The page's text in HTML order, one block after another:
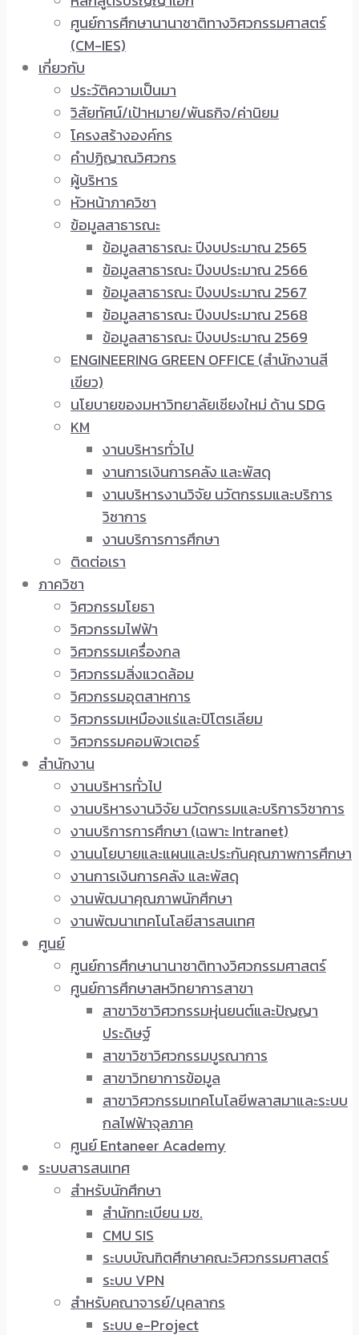
ศูนย์การศึกษานานาชาติทางวิศวกรรมศาสตร์
(CM-IES)
เกี่ยวกับ
ประวัติความเป็นมา
วิสัยทัศน์/เป้าหมาย/พันธกิจ/ค่านิยม
โครงสร้างองค์กร
คำปฏิญาณวิศวกร
ผู้บริหาร
หัวหน้าภาควิชา
ข้อมูลสาธารณะ
ข้อมูลสาธารณะ ปีงบประมาณ 2565
ข้อมูลสาธารณะ ปีงบประมาณ 2566
ข้อมูลสาธารณะ ปีงบประมาณ 2567
ข้อมูลสาธารณะ ปีงบประมาณ 2568
ข้อมูลสาธารณะ ปีงบประมาณ 2569
ENGINEERING GREEN OFFICE (สำนักงานสี
เขียว)
นโยบายของมหาวิทยาลัยเชียงใหม่ ด้าน SDG
KM
งานบริหารทั่วไป
งานการเงินการคลัง และพัสดุ
งานบริหารงานวิจัย นวัตกรรมและบริการ
วิชาการ
งานบริการการศึกษา
ติดต่อเรา
ภาควิชา
วิศวกรรมโยธา
วิศวกรรมไฟฟ้า
วิศวกรรมเครื่องกล
วิศวกรรมสิ่งแวดล้อม
วิศวกรรมอุตสาหการ
วิศวกรรมเหมืองแร่และปิโตรเลียม
วิศวกรรมคอมพิวเตอร์
สำนักงาน
งานบริหารทั่วไป
งานบริหารงานวิจัย นวัตกรรมและบริการวิชาการ
งานบริการการศึกษา (เฉพาะ Intranet)
งานนโยบายและแผนและประกันคุณภาพการศึกษา
งานการเงินการคลัง และพัสดุ
งานพัฒนาคุณภาพนักศึกษา
งานพัฒนาเทคโนโลยีสารสนเทศ
ศูนย์
ศูนย์การศึกษานานาชาติทางวิศวกรรมศาสตร์
ศูนย์การศึกษาสหวิทยาการสาขา
สาขาวิชาวิศวกรรมหุ่นยนต์และปัญญา
ประดิษฐ์
สาขาวิชาวิศวกรรมบูรณาการ
สาขาวิทยาการข้อมูล
สาขาวิศวกรรมเทคโนโลยีพลาสมาและระบบ
กลไฟฟ้าจุลภาค
ศูนย์ Entaneer Academy
ระบบสารสนเทศ
สำหรับนักศึกษา
สำนักทะเบียน มช.
CMU SIS
ระบบบัณฑิตศึกษาคณะวิศวกรรมศาสตร์
ระบบ VPN
สำหรับคณาจารย์/บุคลากร
ระบบ e-Project